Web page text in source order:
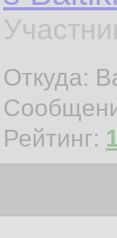
Откуда:
Рейтинг: